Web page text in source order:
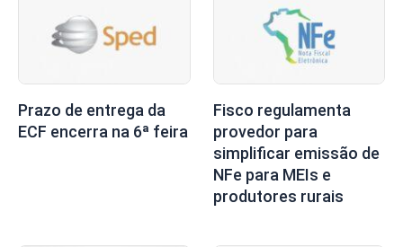
Prazo de entrega da
ECF encerra na 6ª feira
Fisco regulamenta
provedor para
simplificar emissão de
NFe para MEIs e
produtores rurais